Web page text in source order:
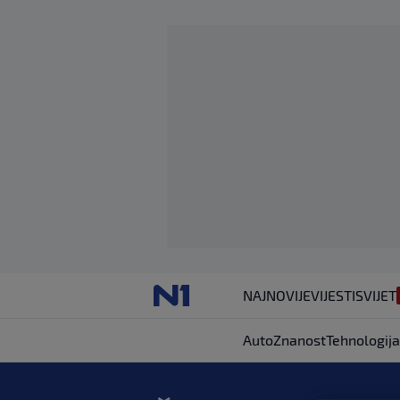
NAJNOVIJEVIJESTISVIJET
AutoZnanostTehnologija